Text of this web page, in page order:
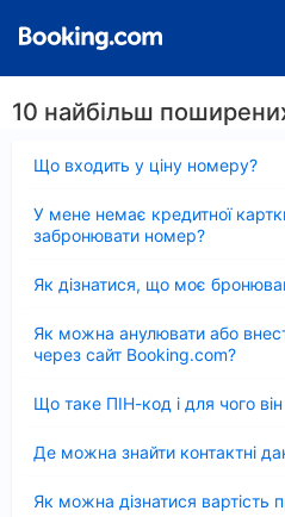
10 найбільш
Що входить у ціну номеру?
У мене немає кредитної
забронювати номер?
Як дізнатися, що моє
Як можна анулювати або
через сайт Booking.com?
Що таке ПІН-код і для чого
Де можна знайти контактні
Як можна дізнатися вартість